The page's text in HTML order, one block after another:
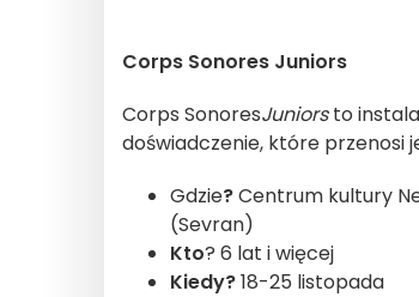
Corps Sonores Juniors
Corps SonoresJuniorsto
doświadczenie, które przenosi
Gdzie?Centrum kultury
(Sevran)
Kto? 6 lat i więcej
Kiedy?18-25 listopada